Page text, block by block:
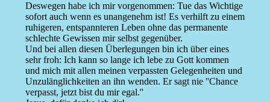
Deswegen habe ich mir vorgenommen: Tue das Wichtige
sofort auch wenn es unangenehm ist! Es verhilft zu einem
ruhigeren, entspannteren Leben ohne das permanente
schlechte Gewissen mir selbst gegenüber.
Und bei allen diesen Überlegungen bin ich über eines
sehr froh: Ich kann so lange ich lebe zu Gott kommen
und mich mit allen meinen verpassten Gelegenheiten und
Unzulänglichkeiten an ihn wenden. Er sagt nie ''Chance
verpasst, jetzt bist du mir egal.''